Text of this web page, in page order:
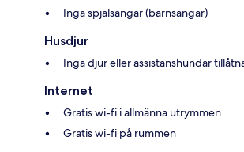
Inga spjälsängar (barnsängar)
Husdjur
Inga djur eller assistanshundar
Internet
Gratis wi-fi i allmänna utrymmen
Gratis wi-fi på rummen